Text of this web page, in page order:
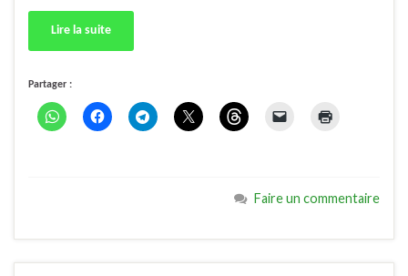
Lire la suite
Partager :
Faire un commentaire